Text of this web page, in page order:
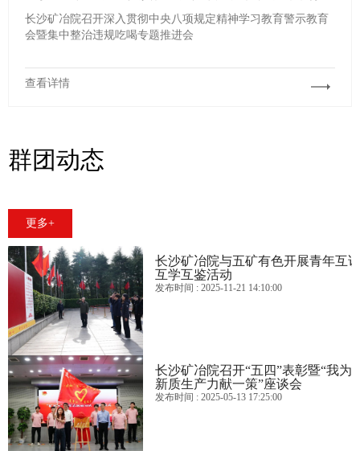
长沙矿冶院召开深入贯彻中央八项规定精神学习教育警示教育
会暨集中整治违规吃喝专题推进会
查看详情
群团动态
更多+
长沙矿冶院与五矿有色开展青年互访
互学互鉴活动
发布时间 : 2025-11-21 14:10:00
11月18日至19日，长沙矿冶院与五矿有色开展以“五矿青年跟党走、青
春建功新时代”为主题的青年互访互学互鉴活动。
长沙矿冶院召开“五四”表彰暨“我为
新质生产力献一策”座谈会
发布时间 : 2025-05-13 17:25:00